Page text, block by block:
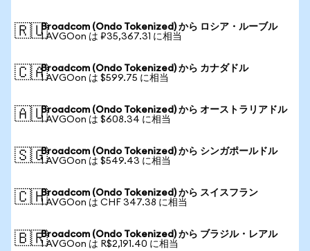
🇷🇺Broadcom (Ondo Tokenized) から ロシア・ルーブル
1 AVGOon は ₽35,367.31 に相当
🇨🇦Broadcom (Ondo Tokenized) から カナダドル
1 AVGOon は $599.75 に相当
🇦🇺Broadcom (Ondo Tokenized) から オーストラリアドル
1 AVGOon は $608.34 に相当
🇸🇬Broadcom (Ondo Tokenized) から シンガポールドル
1 AVGOon は $549.43 に相当
🇨🇭Broadcom (Ondo Tokenized) から スイスフラン
1 AVGOon は CHF 347.38 に相当
🇧🇷Broadcom (Ondo Tokenized) から ブラジル・レアル
1 AVGOon は R$2,191.40 に相当